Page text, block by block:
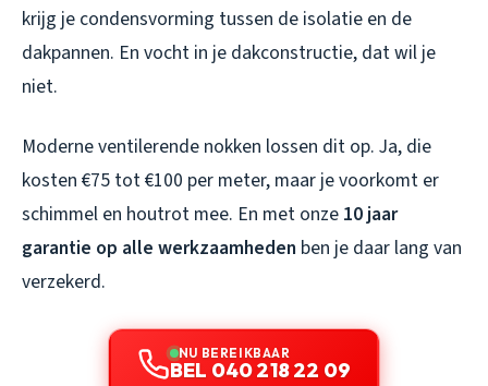
krijg je condensvorming tussen de isolatie en de
dakpannen. En vocht in je dakconstructie, dat wil je
niet.
Moderne ventilerende nokken lossen dit op. Ja, die
kosten €75 tot €100 per meter, maar je voorkomt er
schimmel en houtrot mee. En met onze 10 jaar
garantie op alle werkzaamheden ben je daar lang van
verzekerd.
NU BEREIKBAAR
BEL 040 218 22 09